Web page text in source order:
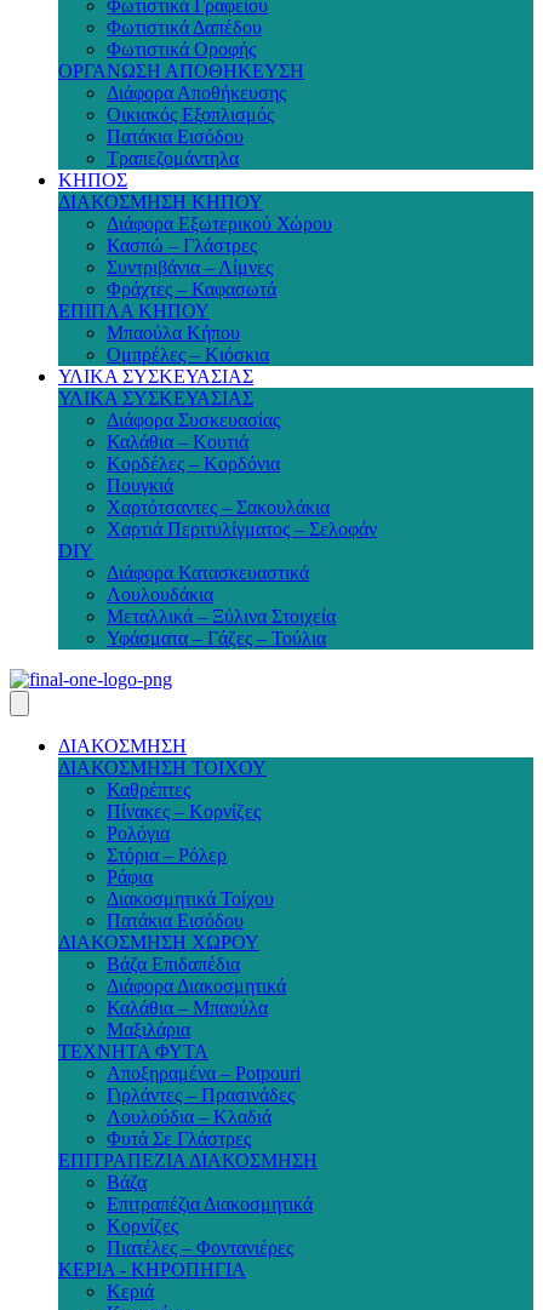
Φωτιστικά Γραφείου
Φωτιστικά Δαπέδου
Φωτιστικά Οροφής
ΟΡΓΑΝΩΣΗ ΑΠΟΘΗΚΕΥΣΗ
Διάφορα Αποθήκευσης
Οικιακός Εξοπλισμός
Πατάκια Εισόδου
Τραπεζομάντηλα
ΚΗΠΟΣ
ΔΙΑΚΟΣΜΗΣΗ ΚΗΠΟΥ
Διάφορα Εξωτερικού Χώρου
Κασπώ – Γλάστρες
Συντριβάνια – Λίμνες
Φράχτες – Καφασωτά
ΕΠΙΠΛΑ ΚΗΠΟΥ
Μπαούλα Κήπου
Ομπρέλες – Κιόσκια
ΥΛΙΚΑ ΣΥΣΚΕΥΑΣΙΑΣ
ΥΛΙΚΑ ΣΥΣΚΕΥΑΣΙΑΣ
Διάφορα Συσκευασίας
Καλάθια – Κουτιά
Κορδέλες – Κορδόνια
Πουγκιά
Χαρτότσαντες – Σακουλάκια
Χαρτιά Περιτυλίγματος – Σελοφάν
DIY
Διάφορα Κατασκευαστικά
Λουλουδάκια
Μεταλλικά – Ξύλινα Στοιχεία
Υφάσματα – Γάζες – Τούλια
ΔΙΑΚΟΣΜΗΣΗ
ΔΙΑΚΟΣΜΗΣΗ ΤΟΙΧΟΥ
Καθρέπτες
Πίνακες – Κορνίζες
Ρολόγια
Στόρια – Ρόλερ
Ράφια
Διακοσμητικά Τοίχου
Πατάκια Εισόδου
ΔΙΑΚΟΣΜΗΣΗ ΧΩΡΟΥ
Βάζα Επιδαπέδια
Διάφορα Διακοσμητικά
Καλάθια – Μπαούλα
Μαξιλάρια
ΤΕΧΝΗΤΑ ΦΥΤΑ
Αποξηραμένα – Potpouri
Γιρλάντες – Πρασινάδες
Λουλούδια – Κλαδιά
Φυτά Σε Γλάστρες
ΕΠΙΤΡΑΠΕΖΙΑ ΔΙΑΚΟΣΜΗΣΗ
Βάζα
Επιτραπέζια Διακοσμητικά
Κορνίζες
Πιατέλες – Φοντανιέρες
ΚΕΡΙΑ - ΚΗΡΟΠΗΓΙΑ
Κεριά